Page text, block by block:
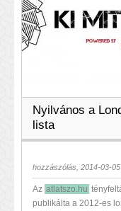
Nyilvános a
lista
hozzászólás, 2014-03-05
Az atlatszo.hu
publikálta a 2012-es